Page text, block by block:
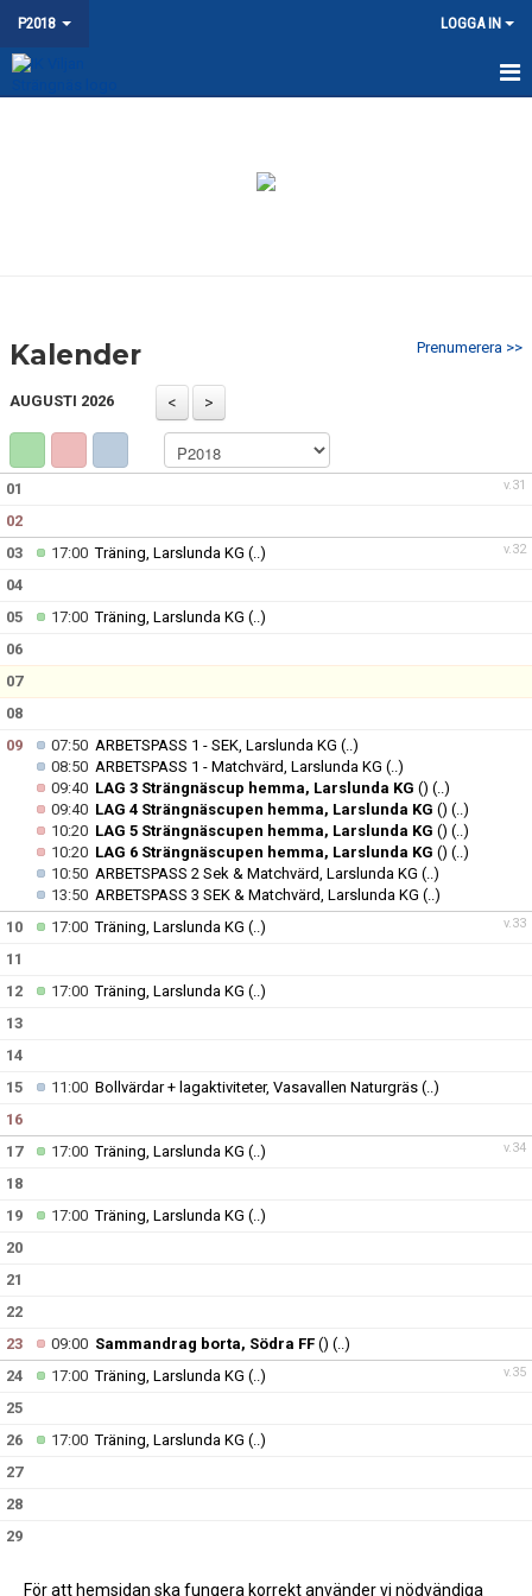
P2018 LOGGA IN
KONTAKT
Prenumerera >>
Kalender
AUGUSTI 2026
v.31
01
02
v.32
03 17:00Träning, Larslunda KG (..)
04
05
17:00Träning, Larslunda KG (..)
06
07
08
09
07:50 ARBETSPASS 1 - SEK, Larslunda KG (..)
08:50 ARBETSPASS 1 - Matchvärd, Larslunda KG (..)
09:40 LAG 3 Strängnäscup hemma, Larslunda KG () (..)
09:40 LAG 4 Strängnäscupen hemma, Larslunda KG () (..)
10:20 LAG 5 Strängnäscupen hemma, Larslunda KG () (..)
10:20 LAG 6 Strängnäscupen hemma, Larslunda KG () (..)
10:50 ARBETSPASS 2 Sek & Matchvärd, Larslunda KG (..)
13:50 ARBETSPASS 3 SEK & Matchvärd, Larslunda KG (..)
v.33
10 17:00Träning, Larslunda KG (..)
11
12
17:00Träning, Larslunda KG (..)
13
14
15
11:00 Bollvärdar + lagaktiviteter, Vasavallen Naturgräs (..)
16
v.34
17 17:00Träning, Larslunda KG (..)
18
19
17:00Träning, Larslunda KG (..)
20
21
22
23
09:00 Sammandrag borta, Södra FF () (..)
v.35
24 17:00Träning, Larslunda KG (..)
25
26
17:00Träning, Larslunda KG (..)
27
28
29
För att hemsidan ska fungera korrekt använder vi nödvändiga